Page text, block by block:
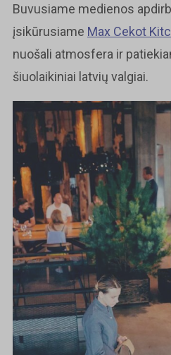
Buvusiame medienos
įsikūrusiame Max Cekot
nuošali atmosfera ir
šiuolaikiniai latvių valgiai.